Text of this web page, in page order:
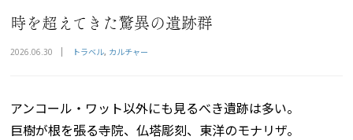
時を超えてきた驚異の遺跡群
2026.06.30 トラベル カルチャー
アンコール・ワット以外にも見るべき遺跡は多い。
巨樹が根を張る寺院、仏塔彫刻、東洋のモナリザ。